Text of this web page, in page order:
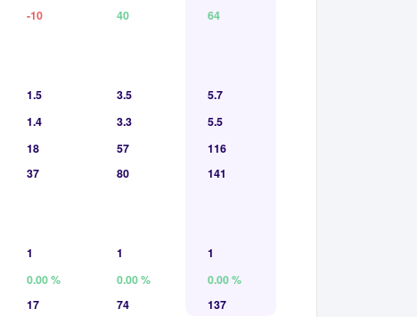
-10 40 64
1.5 3.5
5.7
1.4 3.3
5.5
18 57
116
37 80 141
1 1
1
0.00 % 0.00 %
0.00 %
17 74 137